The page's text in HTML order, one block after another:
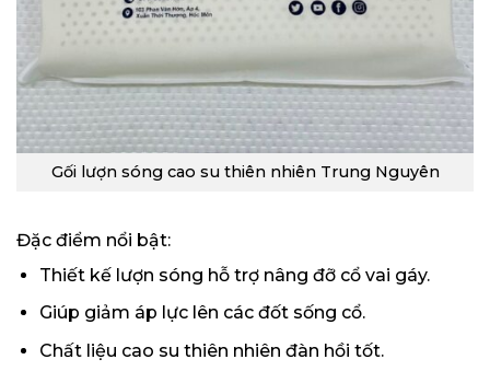
Gối lượn sóng cao su thiên nhiên Trung Nguyên
Đặc điểm nổi bật:
Thiết kế lượn sóng hỗ trợ nâng đỡ cổ vai gáy.
Giúp giảm áp lực lên các đốt sống cổ.
Chất liệu cao su thiên nhiên đàn hồi tốt.